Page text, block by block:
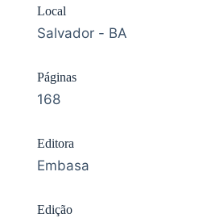
Local
Salvador - BA
Páginas
168
Editora
Embasa
Edição